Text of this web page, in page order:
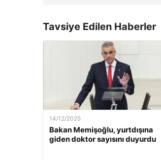
Tavsiye Edilen Haberler
14/12/2025
Bakan Memişoğlu, yurtdışına
giden doktor sayısını duyurdu